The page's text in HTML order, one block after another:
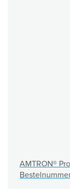
AMTRON®